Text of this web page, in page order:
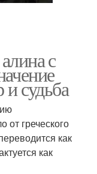
с
судьба
от греческого
как
как